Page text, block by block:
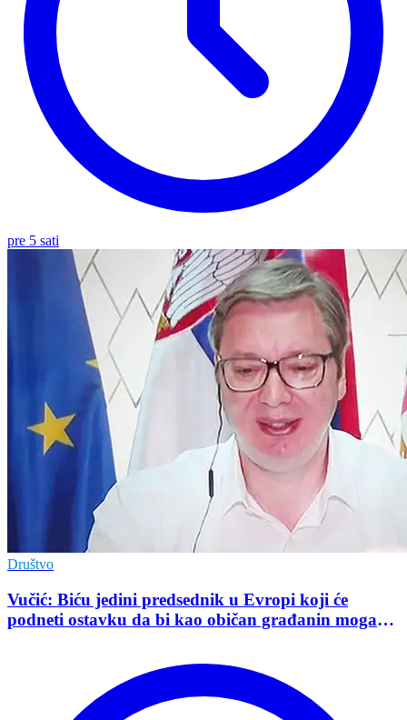
pre 5 sati
Društvo
Vučić: Biću jedini predsednik u Evropi koji će
podneti ostavku da bi kao običan građanin mogao